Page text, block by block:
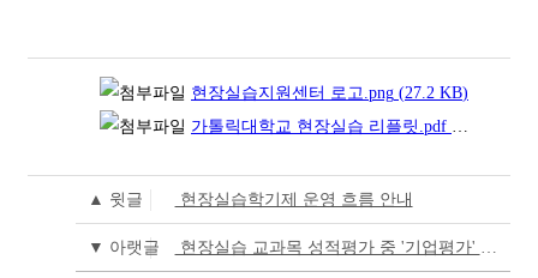
현장실습지원센터 로고.png (27.2 KB)
가톨릭대학교 현장실습 리플릿.pdf (1.5
▲ 윗글 현장실습학기제 운영 흐름 안내
▼ 아랫글 현장실습 교과목 성적평가 중 '기업평가' 반영 안내